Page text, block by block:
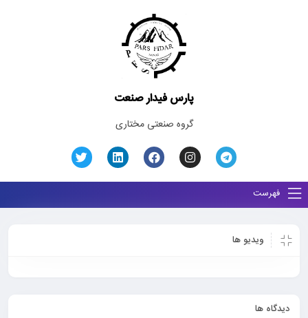
پارس فیدار صنعت
گروه صنعتی مختاری
فهرست
ویدیو ها
دیدگاه ها